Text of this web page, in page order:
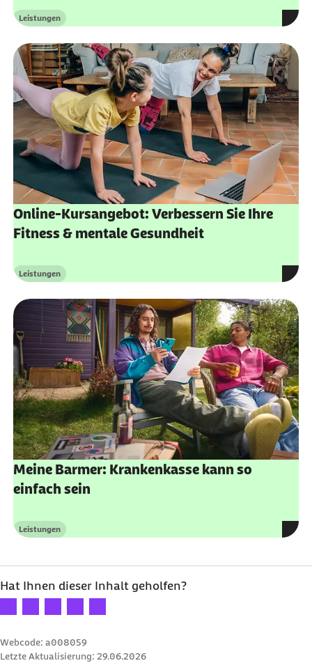
Kategorie
Leistungen
Online-Kursangebot: Verbessern Sie Ihre
Fitness & mentale Gesundheit
Kategorie
Leistungen
Meine Barmer: Krankenkasse kann so
einfach sein
Kategorie
Leistungen
Hat Ihnen dieser Inhalt geholfen?
Webcode: a008059
Letzte Aktualisierung: 29.06.2026